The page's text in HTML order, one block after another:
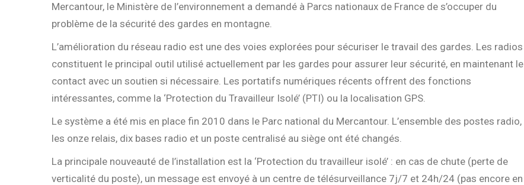
Mercantour, le Ministère de l’environnement a demandé à Parcs nationaux de France de s’occuper du
problème de la sécurité des gardes en montagne.
L’amélioration du réseau radio est une des voies explorées pour sécuriser le travail des gardes. Les radios
constituent le principal outil utilisé actuellement par les gardes pour assurer leur sécurité, en maintenant le
contact avec un soutien si nécessaire. Les portatifs numériques récents offrent des fonctions
intéressantes, comme la ‘Protection du Travailleur Isolé’ (PTI) ou la localisation GPS.
Le système a été mis en place fin 2010 dans le Parc national du Mercantour. L’ensemble des postes radio,
les onze relais, dix bases radio et un poste centralisé au siège ont été changés.
La principale nouveauté de l’installation est la ‘Protection du travailleur isolé’ : en cas de chute (perte de
verticalité du poste), un message est envoyé à un centre de télésurveillance 7j/7 et 24h/24 (pas encore en